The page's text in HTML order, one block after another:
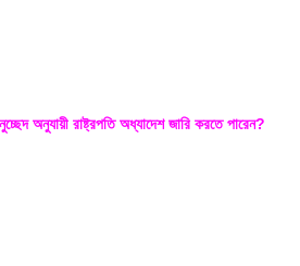
অনুযায়ী রাষ্ট্রপতি অধ্যাদেশ জারি করতে পারেন?